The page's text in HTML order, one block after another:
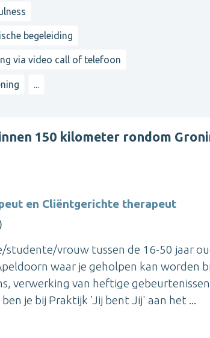
begeleiding
via video call of telefoon
...
150 kilometer rondom
en Cliëntgerichte therapeut
studente/vrouw tussen de 16-50 jaar
waar je geholpen kan worden
verwerking van heftige
je bij Praktijk 'Jij bent Jij' aan het ...